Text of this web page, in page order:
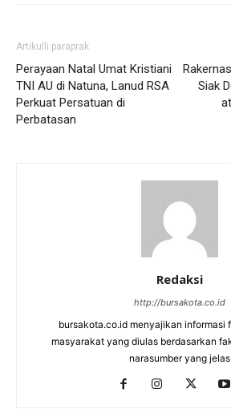
Artikulli paraprak
Perayaan Natal Umat Kristiani
TNI AU di Natuna, Lanud RSA
Perkuat Persatuan di
Perbatasan
Siak
Redaksi
http://bursakota.co.id
bursakota.co.id menyajikan informasi
masyarakat yang diulas berdasarkan
narasumber yang jelas